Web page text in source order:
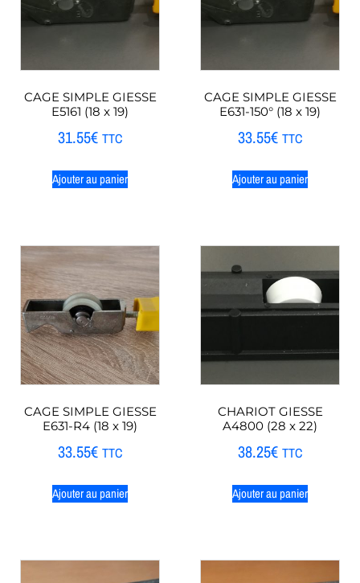
CAGE SIMPLE GIESSE
E5161 (18 x 19)
31.55€ TTC
Ajouter au panier
CAGE SIMPLE GIESSE
E631-150° (18 x 19)
33.55€ TTC
Ajouter au panier
CAGE SIMPLE GIESSE
E631-R4 (18 x 19)
33.55€ TTC
Ajouter au panier
CHARIOT GIESSE
A4800 (28 x 22)
38.25€ TTC
Ajouter au panier